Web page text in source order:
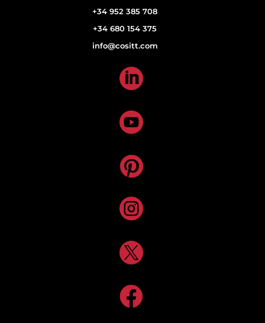
+34 952 385 708
+34 680 154 375
info@cositt.com





